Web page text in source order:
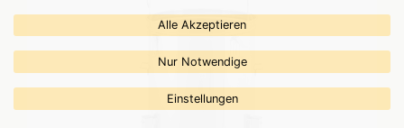
Alle Akzeptieren
Nur Notwendige
Einstellungen